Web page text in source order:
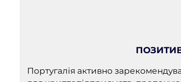
Португалія активно